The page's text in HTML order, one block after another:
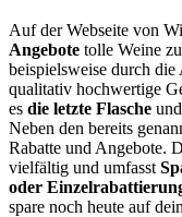
Auf der Webseite von
Angebote tolle Weine
beispielsweise durch die
qualitativ hochwertige
es die letzte Flasche
Neben den bereits
Rabatte und Angebote.
vielfältig und umfasst
oder
spare noch heute auf